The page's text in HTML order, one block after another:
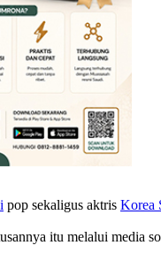
pop sekaligus aktris Korea
itu melalui media